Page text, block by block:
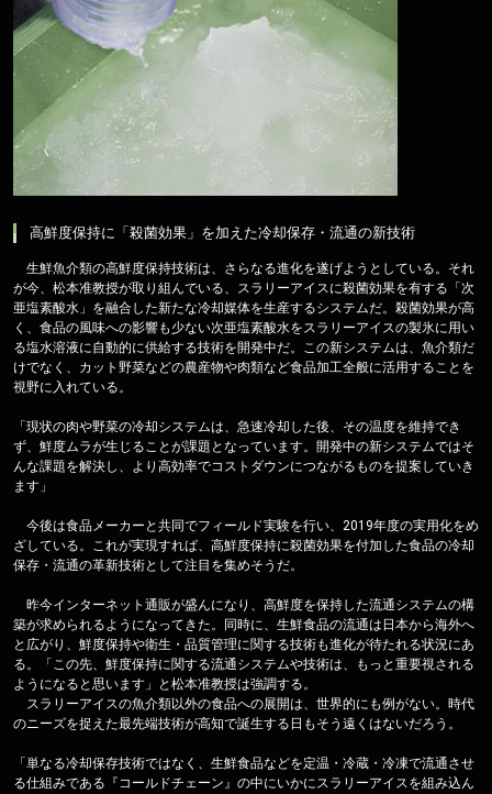
高鮮度保持に「殺菌効果」を加えた冷却保存・流通の新技術
生鮮魚介類の高鮮度保持技術は、さらなる進化を遂げようとしている。それ
が今、松本准教授が取り組んでいる、スラリーアイスに殺菌効果を有する「次
亜塩素酸水」を融合した新たな冷却媒体を生産するシステムだ。殺菌効果が高
く、食品の風味への影響も少ない次亜塩素酸水をスラリーアイスの製氷に用い
る塩水溶液に自動的に供給する技術を開発中だ。この新システムは、魚介類だ
けでなく、カット野菜などの農産物や肉類など食品加工全般に活用することを
視野に入れている。
「現状の肉や野菜の冷却システムは、急速冷却した後、その温度を維持でき
ず、鮮度ムラが生じることが課題となっています。開発中の新システムではそ
んな課題を解決し、より高効率でコストダウンにつながるものを提案していき
ます」
今後は食品メーカーと共同でフィールド実験を行い、2019年度の実用化をめ
ざしている。これが実現すれば、高鮮度保持に殺菌効果を付加した食品の冷却
保存・流通の革新技術として注目を集めそうだ。
昨今インターネット通販が盛んになり、高鮮度を保持した流通システムの構
築が求められるようになってきた。同時に、生鮮食品の流通は日本から海外へ
と広がり、鮮度保持や衛生・品質管理に関する技術も進化が待たれる状況にあ
る。「この先、鮮度保持に関する流通システムや技術は、もっと重要視される
ようになると思います」と松本准教授は強調する。
スラリーアイスの魚介類以外の食品への展開は、世界的にも例がない。時代
のニーズを捉えた最先端技術が高知で誕生する日もそう遠くはないだろう。
「単なる冷却保存技術ではなく、生鮮食品などを定温・冷蔵・冷凍で流通させ
る仕組みである『コールドチェーン』の中にいかにスラリーアイスを組み込ん